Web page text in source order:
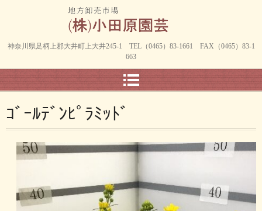
神奈川県足柄上郡大井町上大井245-1 TEL（0465）83-1661 FAX（0465）83-1
663
ｺﾞｰﾙﾃﾞﾝﾋﾟﾗﾐｯﾄﾞ